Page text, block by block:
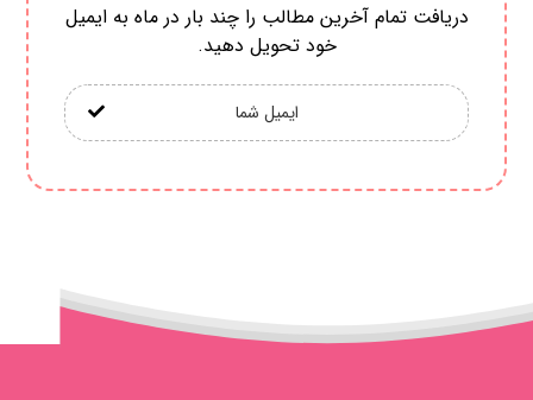
دریافت تمام آخرین مطالب را چند بار در ماه به ایمیل
خود تحویل دهید.